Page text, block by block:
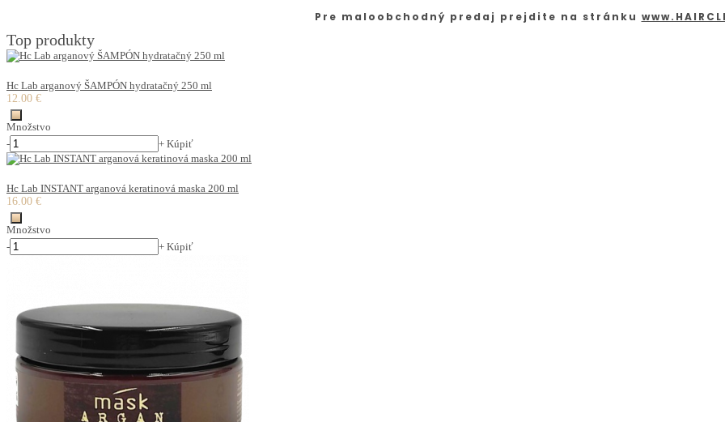
Pre maloobchodný predaj prejdite na stránku
Top produkty
Hc Lab arganový ŠAMPÓN hydratačný 250 ml
12.00 €
Množstvo
-
+ Kúpiť
Hc Lab INSTANT arganová keratinová maska 200 ml
16.00 €
Množstvo
-
+ Kúpiť